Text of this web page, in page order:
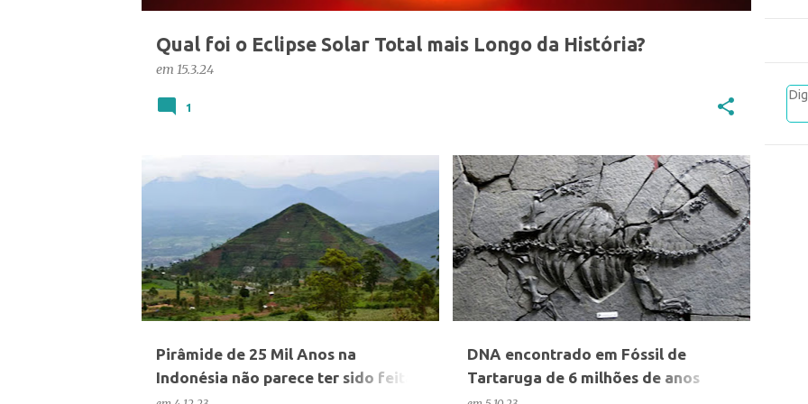
Qual foi o Eclipse Solar Total mais Longo da História?
em 15.3.24
1
Pirâmide de 25 Mil Anos na
Indonésia não parece ter sido feita
HISTÓRIA
DNA encontrado em Fóssil de
Tartaruga de 6 milhões de anos
ANIMAIS CIÊNCIA